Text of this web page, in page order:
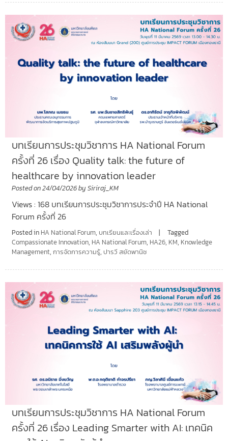
บทเรียนการประชุมวิชาการ HA National Forum
ครั้งที่ 26 เรื่อง Quality talk: the future of
healthcare by innovation leader
Posted on24/04/2026by Siriraj_KM
Views : 168 บทเรียนการประชุมวิชาการประจำปี HA National
Forum ครั้งที่ 26
Posted in HA National Forum, บทเรียนและเรื่องเล่า
Tagged
Compassionate Innovation, HA National Forum, HA26, KM, Knowledge
Management, การจัดการความรู้, ปารวี สยัดพานิช
บทเรียนการประชุมวิชาการ HA National Forum
ครั้งที่ 26 เรื่อง Leading Smarter with AI: เทคนิค